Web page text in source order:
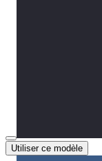
Utiliser ce modèle